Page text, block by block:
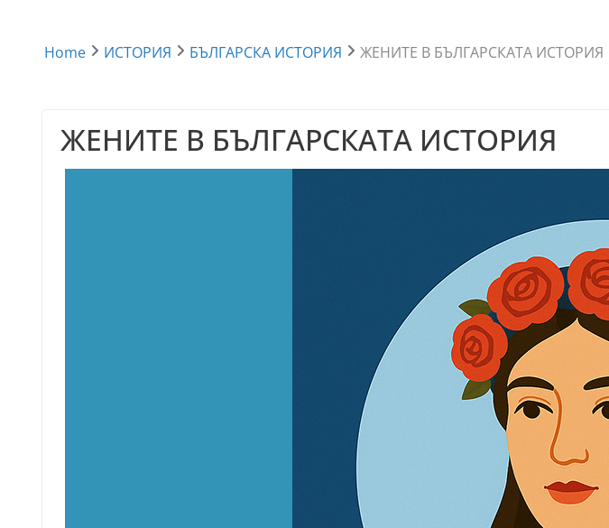
Home ИСТОРИЯ БЪЛГАРСКА ИСТОРИЯ ЖЕНИТЕ В БЪЛГАРСКАТА ИСТОРИЯ
ЖЕНИТЕ В БЪЛГАРСКАТА ИСТОРИЯ